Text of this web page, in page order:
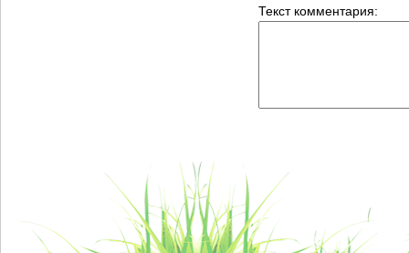
Текст комментария: